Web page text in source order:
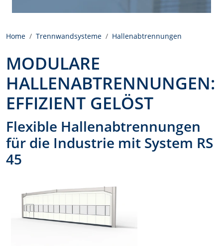
Home Trennwandsysteme Hallenabtrennungen
MODULARE
HALLENABTRENNUNGEN:
EFFIZIENT GELÖST
Flexible Hallenabtrennungen
für die Industrie mit System RS
45